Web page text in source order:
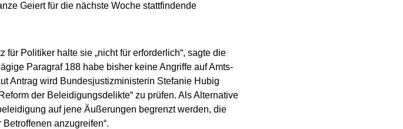
Geiert für die nächste Woche stattfindende
für Politiker halte sie „nicht für erforderlich“, sagte die
Paragraf 188 habe bisher keine Angriffe auf Amts-
Antrag wird Bundesjustizministerin Stefanie Hubig
der Beleidigungsdelikte“ zu prüfen. Als Alternative
auf jene Äußerungen begrenzt werden, die
anzugreifen“.